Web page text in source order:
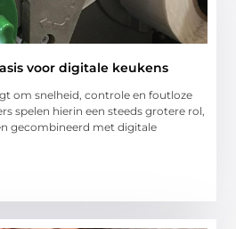
voor digitale keukens
om snelheid, controle en foutloze
spelen hierin een steeds grotere rol,
gecombineerd met digitale